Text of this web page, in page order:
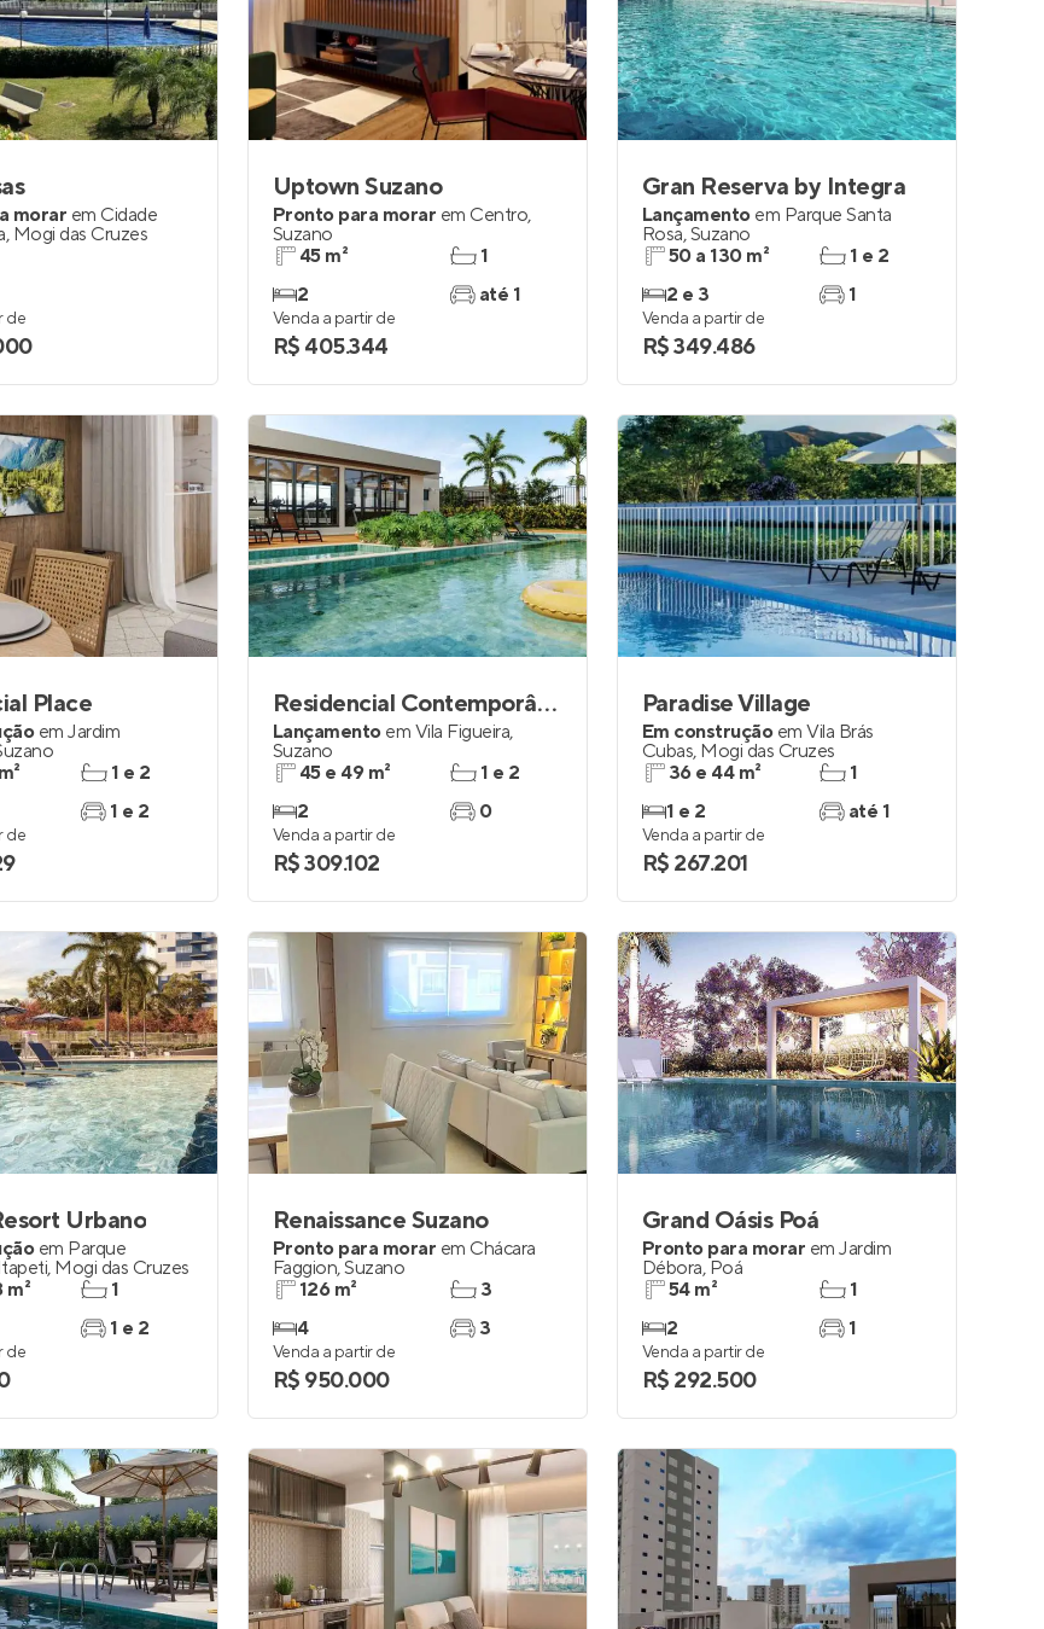
morar em Cidade
, Mogi das Cruzes
de
Uptown Suzano
Pronto para morar em Centro,
Suzano
45 m²
2
1
até 1
Venda a partir de
R$ 405.344
Gran Reserva by Integra
Lançamento em Parque Santa
Rosa,Suzano
50 a 130 m²
2 e 3
1 e 2
1
Venda a partir de
R$ 349.486
Place
em Jardim
1 e 2
1 e 2
de
Residencial Contemporâneo
Lançamento em Vila Figueira,
Suzano
45 e 49 m²
2
1 e 2
0
Venda a partir de
R$ 309.102
Paradise Village
Em construção em Vila Brás
Cubas, Mogi das Cruzes
36 e 44 m²
1 e 2
1
até 1
Venda a partir de
R$ 267.201
Urbano
em Parque
, Mogi das Cruzes
m²
1
1 e 2
de
Renaissance Suzano
Pronto para morar em Chácara
Faggion,Suzano
126 m²
4
3
3
Venda a partir de
R$ 950.000
Grand Oásis Poá
Pronto para morar em Jardim
Débora, Poá
54 m²
2
1
1
Venda a partir de
R$ 292.500